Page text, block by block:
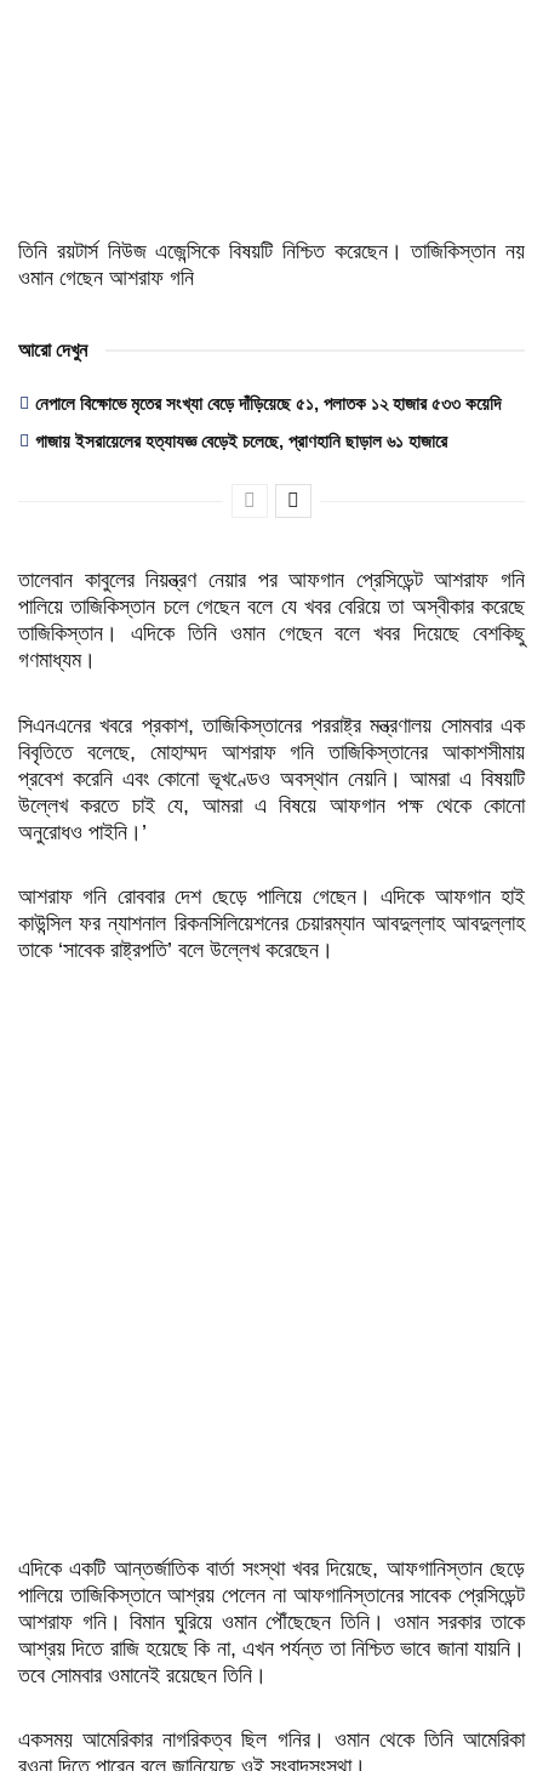
তিনি রয়টার্স নিউজ এজেন্সিকে বিষয়টি নিশ্চিত করেছেন। তাজিকিস্তান নয়
ওমান গেছেন আশরাফ গনি
আরো দেখুন
নেপালে বিক্ষোভে মৃতের সংখ্যা বেড়ে দাঁড়িয়েছে ৫১, পলাতক ১২ হাজার ৫৩৩ কয়েদি
গাজায় ইসরায়েলের হত্যাযজ্ঞ বেড়েই চলেছে, প্রাণহানি ছাড়াল ৬১ হাজারে
তালেবান কাবুলের নিয়ন্ত্রণ নেয়ার পর আফগান প্রেসিডেন্ট আশরাফ গনি
পালিয়ে তাজিকিস্তান চলে গেছেন বলে যে খবর বেরিয়ে তা অস্বীকার করেছে
তাজিকিস্তান। এদিকে তিনি ওমান গেছেন বলে খবর দিয়েছে বেশকিছু
গণমাধ্যম।
সিএনএনের খবরে প্রকাশ, তাজিকিস্তানের পররাষ্ট্র মন্ত্রণালয় সোমবার এক
বিবৃতিতে বলেছে, মোহাম্মদ আশরাফ গনি তাজিকিস্তানের আকাশসীমায়
প্রবেশ করেনি এবং কোনো ভূখণ্ডেও অবস্থান নেয়নি। আমরা এ বিষয়টি
উল্লেখ করতে চাই যে, আমরা এ বিষয়ে আফগান পক্ষ থেকে কোনো
অনুরোধও পাইনি।’
আশরাফ গনি রোববার দেশ ছেড়ে পালিয়ে গেছেন। এদিকে আফগান হাই
কাউন্সিল ফর ন্যাশনাল রিকনসিলিয়েশনের চেয়ারম্যান আবদুল্লাহ আবদুল্লাহ
তাকে ‘সাবেক রাষ্ট্রপতি’ বলে উল্লেখ করেছেন।
এদিকে একটি আন্তর্জাতিক বার্তা সংস্থা খবর দিয়েছে, আফগানিস্তান ছেড়ে
পালিয়ে তাজিকিস্তানে আশ্রয় পেলেন না আফগানিস্তানের সাবেক প্রেসিডেন্ট
আশরাফ গনি। বিমান ঘুরিয়ে ওমান পৌঁছেছেন তিনি। ওমান সরকার তাকে
আশ্রয় দিতে রাজি হয়েছে কি না, এখন পর্যন্ত তা নিশ্চিত ভাবে জানা যায়নি।
তবে সোমবার ওমানেই রয়েছেন তিনি।
একসময় আমেরিকার নাগরিকত্ব ছিল গনির। ওমান থেকে তিনি আমেরিকা
রওনা দিতে পারেন বলে জানিয়েছে ওই সংবাদসংস্থা।